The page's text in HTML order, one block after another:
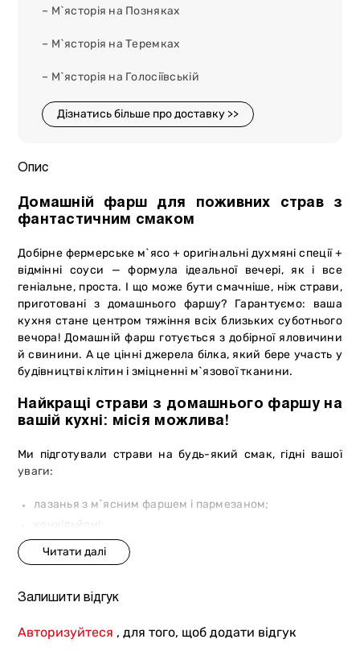
– М`ясторія на Позняках
– М`ясторія на Теремках
– М`ясторія на Голосіївській
Дізнатись більше про доставку >>
Опис
Домашній фарш для поживних страв з
фантастичним смаком
Добірне фермерське м`ясо + оригінальні духмяні спеції +
відмінні соуси — формула ідеальної вечері, як і все
геніальне, проста. І що може бути смачніше, ніж страви,
приготовані з домашнього фаршу? Гарантуємо: ваша
кухня стане центром тяжіння всіх близьких суботнього
вечора! Домашній фарш готується з добірної яловичини
й свинини. А це цінні джерела білка, який бере участь у
будівництві клітин і зміцненні м`язової тканини.
Найкращі страви з домашнього фаршу на
вашій кухні: місія можлива!
Ми підготували страви на будь-який смак, гідні вашої
уваги:
лазанья з м`ясним фаршем і пармезаном;
конкільйоні;
мексиканський суп з фаршем і овочами;
картопляна запіканка з фаршем з яловичини і
домашні тонкі млинці з фаршем;
їжачки зі свинячого й яловичого фаршу;
Залишити відгук
Авторизуйтеся , для того, щоб додати відгук